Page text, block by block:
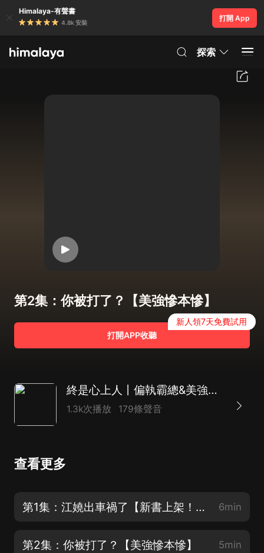
Himalaya-有聲書
4.8k 安裝
打開 App
探索
第2集：你被打了？【美強慘本慘】
打開APP收聽
新人領7天免費試用
終是心上人丨偏執霸總&美強慘嬌妻丨先虐后甜丨雙潔HE|晉江口碑現言 | 多播
1.3k次播放 179條聲音
查看更多
第1集：江嬈出車禍了【新書上架！評價領紅包】 6min
第2集：你被打了？【美強慘本慘】 5min